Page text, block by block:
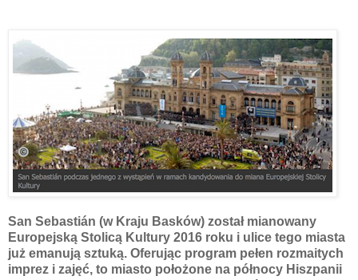
San Sebastián (w Kraju Basków) został mianowany
Europejską Stolicą Kultury 2016 roku i ulice tego miasta
już emanują sztuką. Oferując program pełen rozmaitych
imprez i zajęć, to miasto położone na północy Hiszpanii